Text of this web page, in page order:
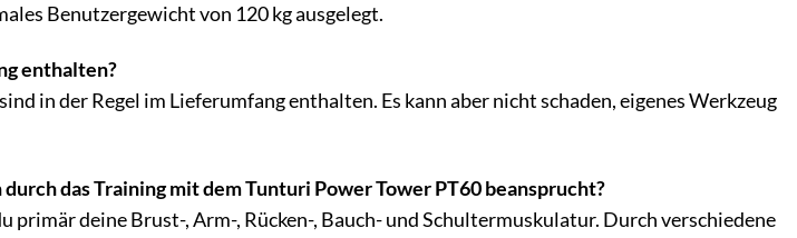
Benutzergewicht von 120 kg ausgelegt.
enthalten?
in der Regel im Lieferumfang enthalten. Es kann aber nicht schaden, eigenes Werkzeug
das Training mit dem Tunturi Power Tower PT60 beansprucht?
deine Brust-, Arm-, Rücken-, Bauch- und Schultermuskulatur. Durch verschiedene